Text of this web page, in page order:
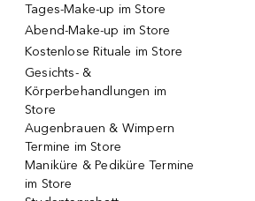
Tages-Make-up im Store
Abend-Make-up im Store
Kostenlose Rituale im Store
Gesichts- &
Körperbehandlungen im
Store
Augenbrauen & Wimpern
Termine im Store
Maniküre & Pediküre Termine
im Store